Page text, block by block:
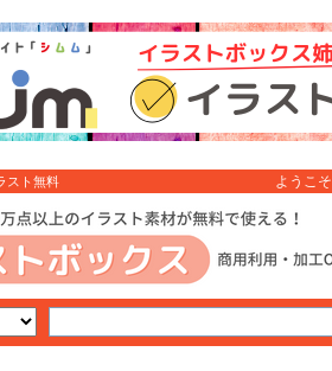
スト無料 ようこそ